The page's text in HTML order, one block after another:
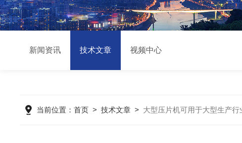
新闻资讯 技术文章 视频中心
当前位置：首页 >技术文章 > 大型压片机可用于大型生产行